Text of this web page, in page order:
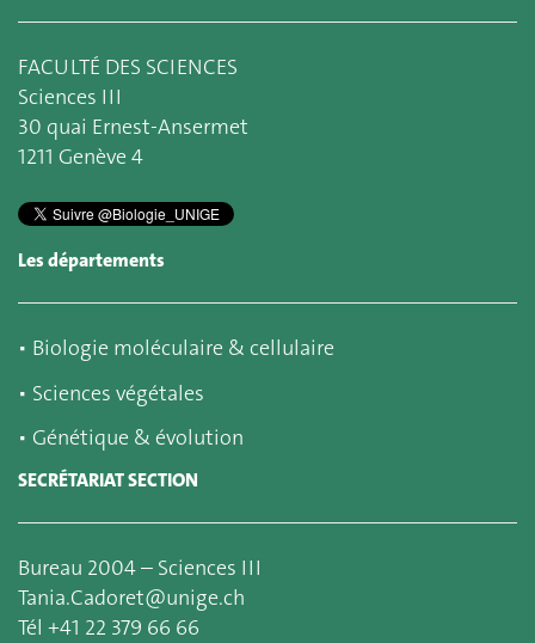
FACULTÉ DES SCIENCES
Sciences III
30 quai Ernest-Ansermet
1211 Genève 4
Les départements
▪ Biologie moléculaire & cellulaire
▪ Sciences végétales
▪ Génétique & évolution
SECRÉTARIAT SECTION
Bureau 2004 – Sciences III
Tania.Cadoret@unige.ch
Tél +41 22 379 66 66